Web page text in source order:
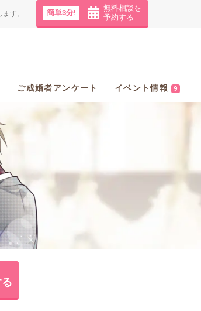
す。 簡単3分!
無料相談を
予約する
ご成婚者アンケート イベント情報 9